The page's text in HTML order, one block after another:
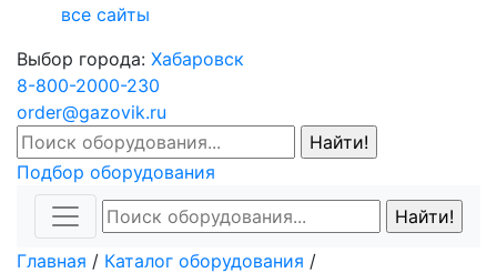
все сайты
Выбор города: Хабаровск
8-800-2000-230
order@gazovik.ru
Подбор оборудования
Главная / Каталог оборудования /